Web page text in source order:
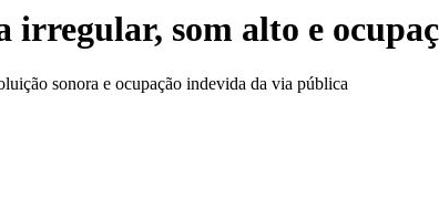
irregular, som alto e
sonora e ocupação indevida da via pública